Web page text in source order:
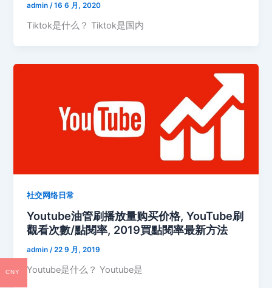
admin/16 6 月, 2020
Tiktok是什么？ Tiktok是国内
社交网络日常
Youtube油管刷播放量购买价格, YouTube刷
觀看次數/點閱率, 2019買點閱率最新方法
admin/22 9 月, 2019
Youtube是什么？ Youtube是
CNY